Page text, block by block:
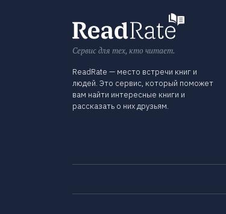
Сервис для тех, кто читает.
ReadRate — место встречи книг и
людей. Это сервис, который поможет
вам найти интересные книги и
рассказать о них друзьям.